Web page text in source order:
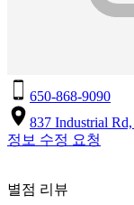
650-868-9090
837 Industrial
정보 수정 요청
별점 리뷰